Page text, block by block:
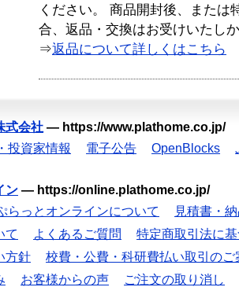
ください。 商品開封後、または
合、返品・交換はお受けいたし
⇒返品について詳しくはこちら
式会社 — https://www.plathome.co.jp/
投資家情報 電子公告 OpenBlocks
ン — https://online.plathome.co.jp/
らっとオンラインについて
見積書・
て
よくあるご質問
特定商取引法に
方針
校費・公費・科研費払い取引のご
お客様からの声 ご注文の取り消し